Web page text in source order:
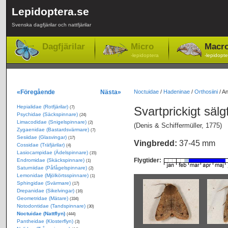
Lepidoptera.se
Svenska dagfjärilar och nattfjärilar
Dagfjärilar Micro
-lepidoptera -
Noctuidae/ Hadeninae/ Orthosiini/
Svartprickigt
(Denis & Schiffermüller, 1775)
Vingbredd: 37-45 mm
Flygtider:
«Föregående Nästa»
Hepialidae (Rotfjärilar) (7)
Psychidae (Säckspinnare) (24)
Limacodidae (Snigelspinnare) (2)
Zygaenidae (Bastardsvärmare) (7)
Sesiidae (Glasvingar) (17)
Cossidae (Träfjärilar) (4)
Lasiocampidae (Ädelspinnare) (15)
Endromidae (Skäckspinnare) (1)
Saturniidae (Påfågelspinnare) (2)
Lemonidae (Mjölkörtsspinnare) (1)
Sphingidae (Svärmare) (17)
Drepanidae (Sikelvingar) (16)
Geometridae (Mätare) (334)
Notodontidae (Tandspinnare) (30)
Noctuidae (Nattflyn) (444)
Pantheidae (Klosterflyn) (3)